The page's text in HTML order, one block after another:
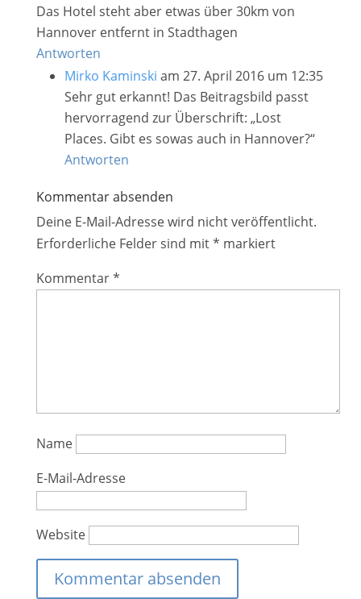
Das Hotel steht aber etwas über 30km von
Hannover entfernt in Stadthagen
Antworten
Mirko Kaminski am 27. April 2016 um 12:35
Sehr gut erkannt! Das Beitragsbild passt
hervorragend zur Überschrift: „Lost
Places. Gibt es sowas auch in Hannover?“
Antworten
Kommentar absenden
Deine E-Mail-Adresse wird nicht veröffentlicht.
Erforderliche Felder sind mit* markiert
Kommentar*
Name
E-Mail-Adresse
Website